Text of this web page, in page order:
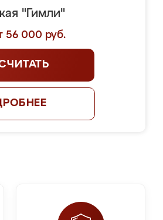
"Гимли"
56 000 руб.